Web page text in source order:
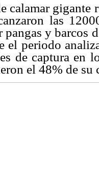
calamar gigante
las
pangas y barcos
el periodo
de captura en
el 48% de su